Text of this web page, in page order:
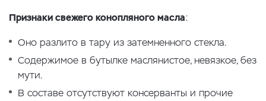
Признаки свежего конопляного масла:
Оно разлито в тару из затемненного стекла.
Содержимое в бутылке маслянистое, невязкое, без
мути.
В составе отсутствуют консерванты и прочие